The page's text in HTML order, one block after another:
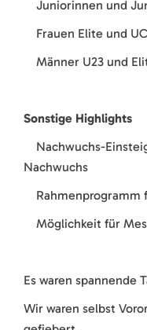
Juniorinnen und
Frauen Elite und
Männer U23 und
Sonstige Highlights
Nachwuchs-
Nachwuchs
Rahmenprogramm
Möglichkeit für
Es waren spannende
Wir waren selbst